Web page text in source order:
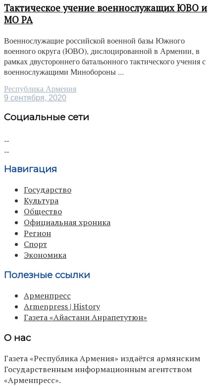
Тактическое учение военнослужащих ЮВО и
МО РА
Военнослужащие российской военной базы Южного
военного округа (ЮВО), дислоцированной в Армении, в
рамках двустороннего батальонного тактического учения с
военнослужащими Минобороны ...
Республика Армения
9 сентября, 2020
Социальные сети
Навигация
Государство
Культура
Общество
Официальная хроника
Регион
Спорт
Экономика
Полезные ссылки
Арменпресс
Armenpress | History
Газета «Айастани Анрапетутюн»
О нас
Газета «Республика Армения» издаётся армянским
Государственным информационным агентством
«Арменпресс».